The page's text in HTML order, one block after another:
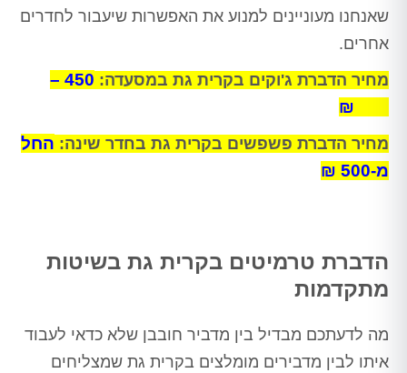
שאנחנו מעוניינים למנוע את האפשרות שיעבור לחדרים
אחרים.
מחיר הדברת ג'וקים בקרית גת במסעדה:
450 –
מחיר הדברת פשפשים בקרית גת בחדר שינה: החל
מ-500 ₪
הדברת טרמיטים בקרית גת בשיטות
מתקדמות
מה לדעתכם מבדיל בין מדביר חובבן שלא כדאי לעבוד
איתו לבין מדבירים מומלצים בקרית גת שמצליחים